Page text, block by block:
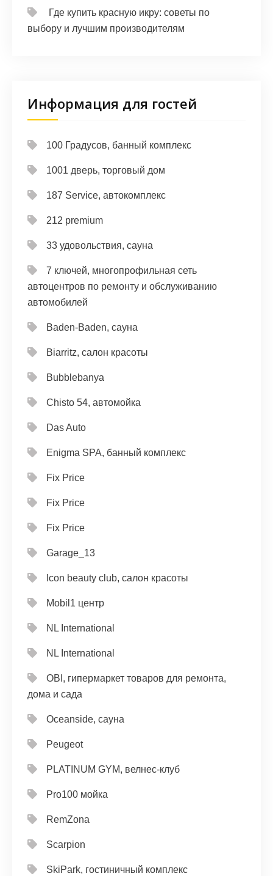
Где купить красную икру: советы по
выбору и лучшим производителям
Информация для гостей
100 Градусов, банный комплекс
1001 дверь, торговый дом
187 Service, автокомплекс
212 premium
33 удовольствия, сауна
7 ключей, многопрофильная сеть
автоцентров по ремонту и обслуживанию
автомобилей
Baden-Baden, сауна
Biarritz, салон красоты
Bubblebanya
Chisto 54, автомойка
Das Auto
Enigma SPA, банный комплекс
Fix Price
Fix Price
Fix Price
Garage_13
Icon beauty club, салон красоты
Mobil1 центр
NL International
NL International
OBI, гипермаркет товаров для ремонта,
дома и сада
Oceanside, сауна
Peugeot
PLATINUM GYM, велнес-клуб
Pro100 мойка
RemZona
Scarpion
SkiPark, гостиничный комплекс